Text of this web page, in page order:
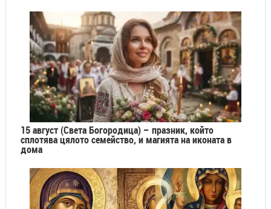
15 август (Света Богородица) – празник, който
сплотява цялото семейство, и магията на иконата в
дома